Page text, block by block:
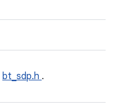
bt_sdp.h .